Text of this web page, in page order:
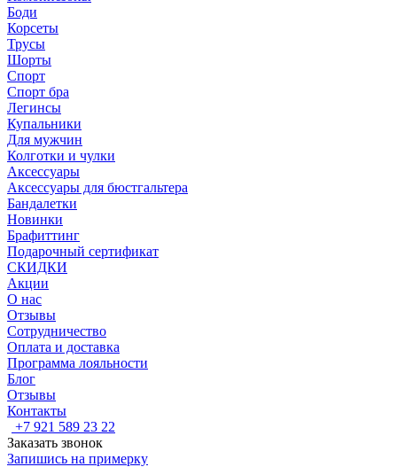
Боди
Корсеты
Трусы
Шорты
Спорт
Спорт бра
Легинсы
Купальники
Для мужчин
Колготки и чулки
Аксессуары
Аксессуары для бюстгальтера
Бандалетки
Новинки
Брафиттинг
Подарочный сертификат
СКИДКИ
Акции
О нас
Отзывы
Сотрудничество
Оплата и доставка
Программа лояльности
Блог
Отзывы
Контакты
+7 921 589 23 22
Заказать звонок
Запишись на примерку